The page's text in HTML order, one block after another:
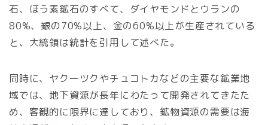
石、ほう素鉱石のすべて、ダイヤモンドとウランの
80%、銀の70%以上、金の60%以上が生産されている
と、大統領は統計を引用して述べた。
同時に、ヤクーツクやチュコトカなどの主要な鉱業地
域では、地下資源が長年にわたって開発されてきたた
め、客観的に限界に達しており、鉱物資源の需要は海